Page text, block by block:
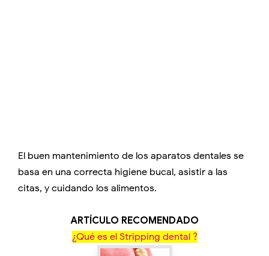
El buen mantenimiento de los aparatos dentales se
basa en una correcta higiene bucal, asistir a las
citas, y cuidando los alimentos.
ARTÍCULO RECOMENDADO
¿Qué es el Stripping dental ?